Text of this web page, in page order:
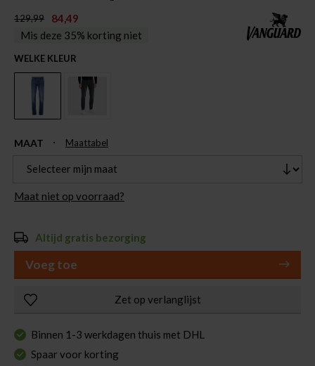
129,99
84,49
Mis deze 35% korting niet
WELKE KLEUR
MAAT Maattabel
Maat niet op voorraad?
Altijd gratis bezorging
Voeg toe
Zet op verlanglijst
Binnen 1-3 werkdagen thuis met DHL
Spaar voor korting